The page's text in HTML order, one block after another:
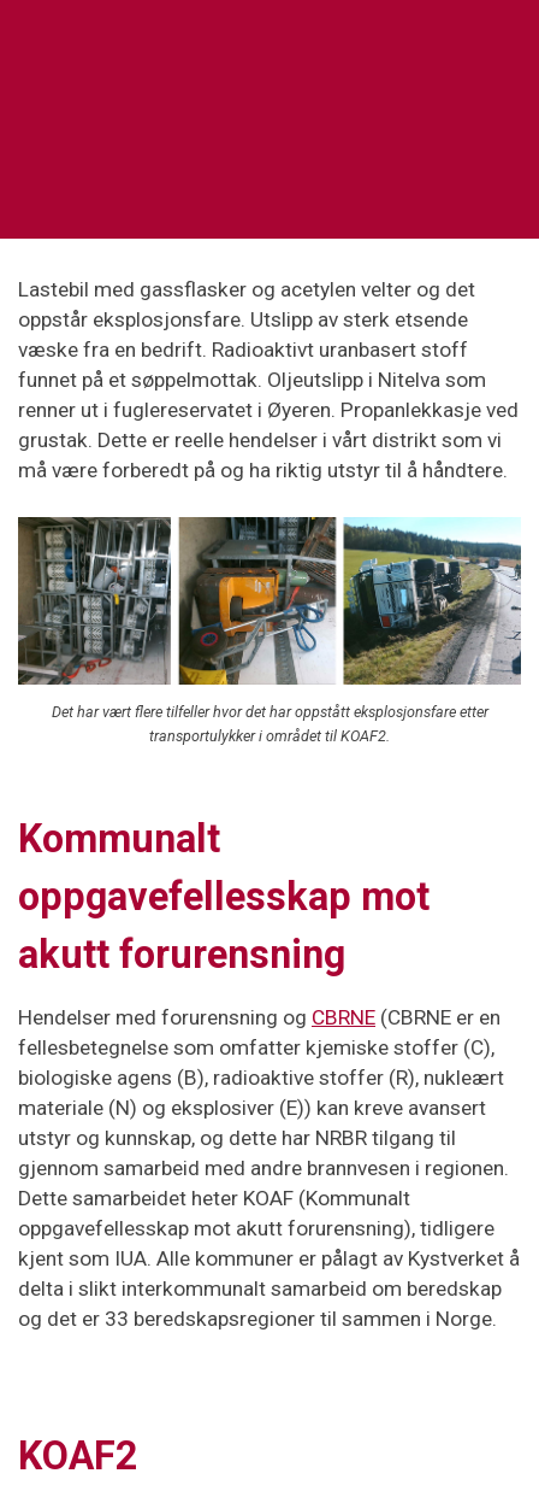
Lastebil med gassflasker og acetylen velter og det
oppstår eksplosjonsfare. Utslipp av sterk etsende
væske fra en bedrift. Radioaktivt uranbasert stoff
funnet på et søppelmottak. Oljeutslipp i Nitelva som
renner ut i fuglereservatet i Øyeren. Propanlekkasje ved
grustak. Dette er reelle hendelser i vårt distrikt som vi
må være forberedt på og ha riktig utstyr til å håndtere.
Det har vært flere tilfeller hvor det har oppstått eksplosjonsfare etter
transportulykker i området til KOAF2.
Kommunalt
oppgavefellesskap mot
akutt forurensning
Hendelser med forurensning og CBRNE (CBRNE er en
fellesbetegnelse som omfatter kjemiske stoffer (C),
biologiske agens (B), radioaktive stoffer (R), nukleært
materiale (N) og eksplosiver (E)) kan kreve avansert
utstyr og kunnskap, og dette har NRBR tilgang til
gjennom samarbeid med andre brannvesen i regionen.
Dette samarbeidet heter KOAF (Kommunalt
oppgavefellesskap mot akutt forurensning), tidligere
kjent som IUA. Alle kommuner er pålagt av Kystverket å
delta i slikt interkommunalt samarbeid om beredskap
og det er 33 beredskapsregioner til sammen i Norge.
KOAF2